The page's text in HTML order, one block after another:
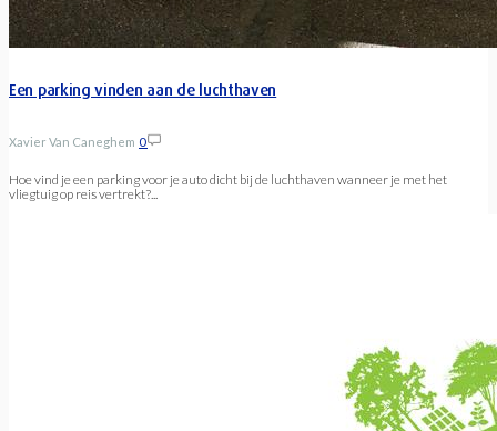
Een parking vinden aan de luchthaven
Xavier Van Caneghem 0
Hoe vind je een parking voor je auto dicht bij de luchthaven wanneer je met het
vliegtuig op reis vertrekt?...